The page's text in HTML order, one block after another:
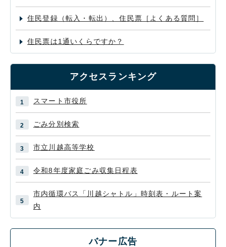
住民登録（転入・転出）、住民票［よくある質問］
住民票は1通いくらですか？
アクセスランキング
スマート市役所
ごみ分別検索
市立川越高等学校
令和8年度家庭ごみ収集日程表
市内循環バス「川越シャトル」時刻表・ルート案
内
バナー広告